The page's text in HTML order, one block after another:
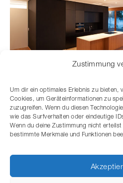
Zustimmung
Um dir ein optimales Erlebnis zu bieten,
Cookies, um Geräteinformationen zu
zuzugreifen. Wenn du diesen
wie das Surfverhalten oder eindeutige
Wenn du deine Zustimmung nicht
bestimmte Merkmale und Funktionen
ALLE BLOG-EINTRÄGE